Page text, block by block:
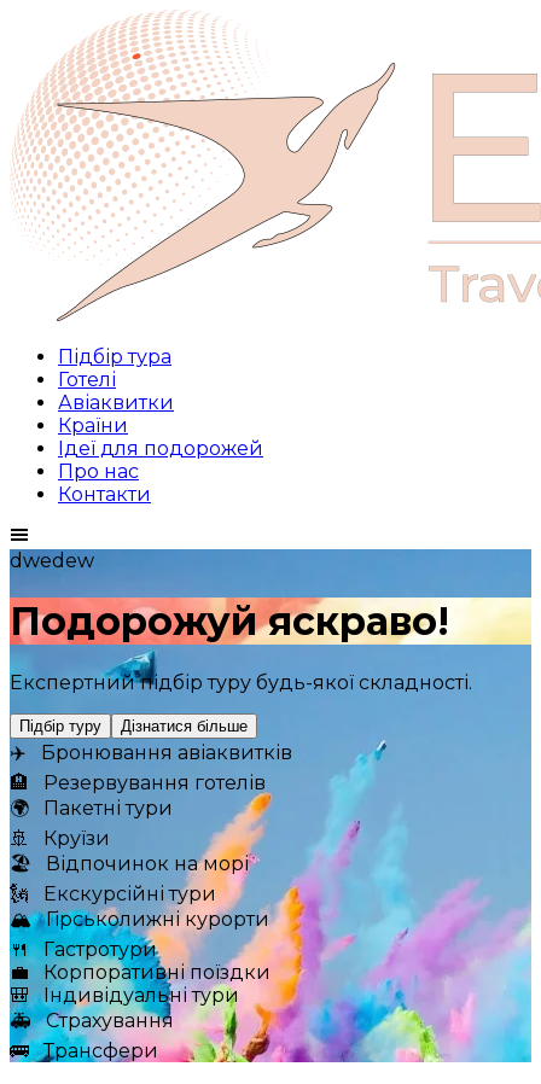
Підбір тура
Готелі
Авіаквитки
Країни
Ідеї для подорожей
Про нас
Контакти
dwedew
Подорожуй яскраво!
Експертний підбір туру будь-якої складності.
Підбір туру Дізнатися більше
✈️
Бронювання авіаквитків
🏨
Резервування готелів
🌍
Пакетні тури
🚢
Круїзи
🏖
Відпочинок на морі
🗽
Екскурсійні тури
🏔
Гірськолижні курорти
🍴
Гастротури
💼
Корпоративні поїздки
🎒
Індивідуальні тури
🚑
Страхування
🚌
Трансфери